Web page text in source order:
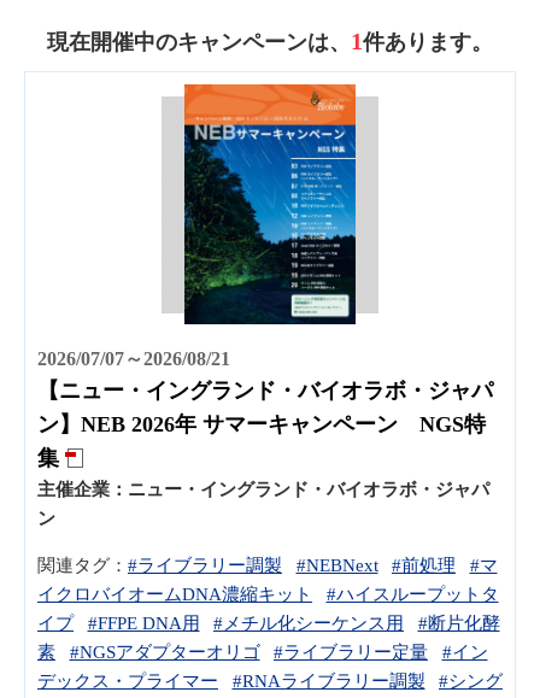
現在開催中のキャンペーンは、 1件あります。
2026/07/07～2026/08/21
【ニュー・イングランド・バイオラボ・ジャパ
ン】NEB 2026年 サマーキャンペーン NGS特
集
主催企業： ニュー・イングランド・バイオラボ・ジャパ
ン
関連タグ： #ライブラリー調製 #NEBNext #前処理
#マ
イクロバイオームDNA濃縮キット
#ハイスループットタ
イプ
#FFPE DNA用 #メチル化シーケンス用
#断片化酵
素
#NGSアダプターオリゴ #ライブラリー定量
#イン
デックス・プライマー
#RNAライブラリー調製
#シング